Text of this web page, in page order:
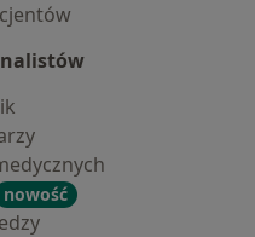
nowość